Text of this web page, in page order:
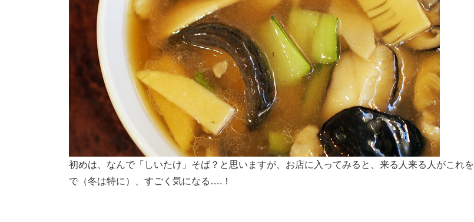
初めは、なんで「しいたけ」そば？と思いますが、お店に入ってみると、来る人来る人がこれ
で（冬は特に）、すごく気になる….！